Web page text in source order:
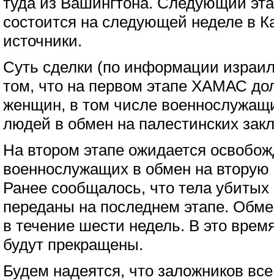
состоится на следующей неделе в
источники.
Суть сделки (по информации
том, что на первом этапе ХАМАС
женщин, в том числе
людей в обмен на палестинских
На втором этапе ожидается
военнослужащих в обмен на
Ранее сообщалось, что тела убитых
переданы на последнем этапе.
в течение шести недель. В это
будут прекращены.
Будем надеятся, что заложников